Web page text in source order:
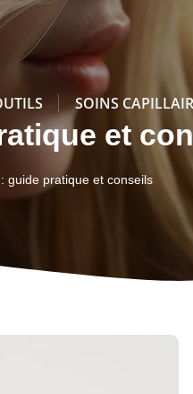
SOINS
et
guide pratique et conseils